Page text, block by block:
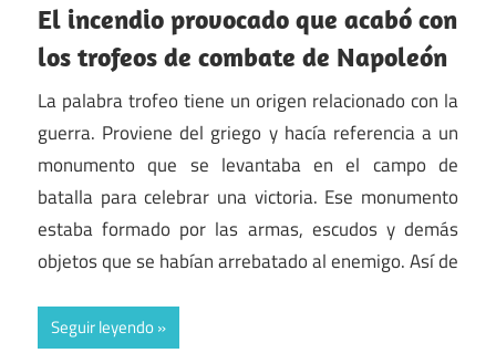
El incendio provocado que acabó con
los trofeos de combate de Napoleón
La palabra trofeo tiene un origen relacionado con la
guerra. Proviene del griego y hacía referencia a un
monumento que se levantaba en el campo de
batalla para celebrar una victoria. Ese monumento
estaba formado por las armas, escudos y demás
objetos que se habían arrebatado al enemigo. Así de
Seguir leyendo